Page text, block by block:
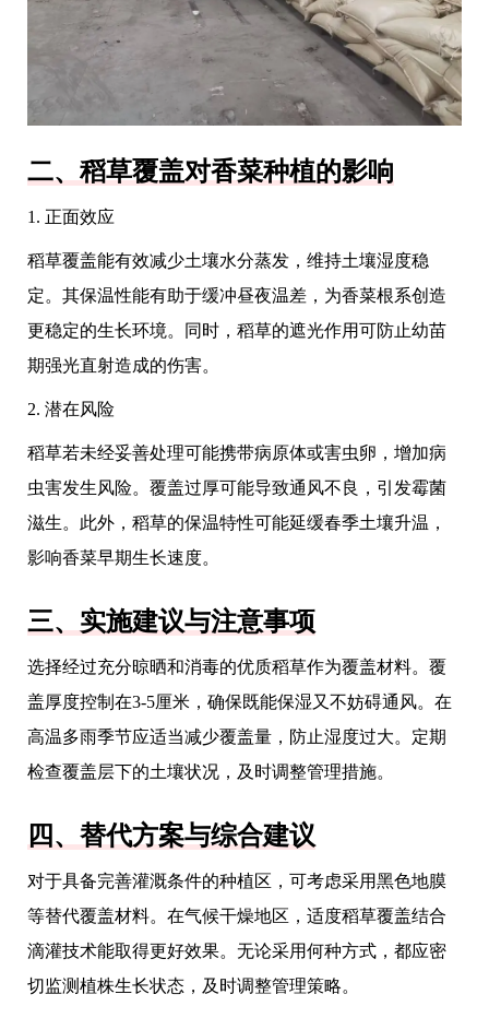
二、稻草覆盖对香菜种植的影响
1. 正面效应
稻草覆盖能有效减少土壤水分蒸发，维持土壤湿度稳
定。其保温性能有助于缓冲昼夜温差，为香菜根系创造
更稳定的生长环境。同时，稻草的遮光作用可防止幼苗
期强光直射造成的伤害。
2. 潜在风险
稻草若未经妥善处理可能携带病原体或害虫卵，增加病
虫害发生风险。覆盖过厚可能导致通风不良，引发霉菌
滋生。此外，稻草的保温特性可能延缓春季土壤升温，
影响香菜早期生长速度。
三、实施建议与注意事项
选择经过充分晾晒和消毒的优质稻草作为覆盖材料。覆
盖厚度控制在3-5厘米，确保既能保湿又不妨碍通风。在
高温多雨季节应适当减少覆盖量，防止湿度过大。定期
检查覆盖层下的土壤状况，及时调整管理措施。
四、替代方案与综合建议
对于具备完善灌溉条件的种植区，可考虑采用黑色地膜
等替代覆盖材料。在气候干燥地区，适度稻草覆盖结合
滴灌技术能取得更好效果。无论采用何种方式，都应密
切监测植株生长状态，及时调整管理策略。